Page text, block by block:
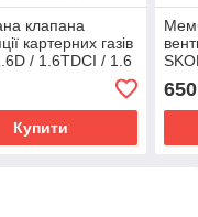
клапана
картерних газів
/ 1.6TDCI / 1.6
Купити
650